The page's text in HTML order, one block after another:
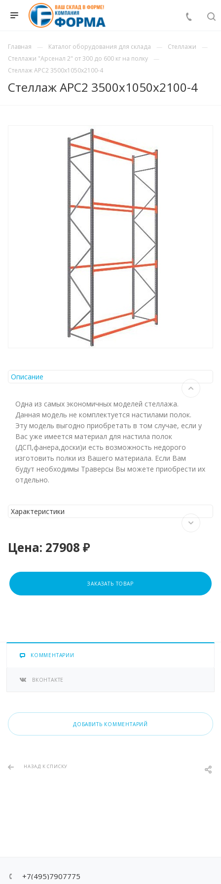
Главная Каталог оборудования для склада
Стеллажи
Стеллажи "Арсенал 2" от 300 до 600 кг на полку
Стеллаж АРС2 3500х1050х2100-4
Стеллаж АРС2 3500х1050х2100-4
Описание
Одна из самых экономичных моделей стеллажа.
Данная модель не комплектуется настилами полок.
Эту модель выгодно приобретать в том случае, если у
Вас уже имеется материал для настила полок
(ДСП,фанера,доски)и есть возможность недорого
изготовить полки из Вашего материала. Если Вам
будут необходимы Траверсы Вы можете приобрести их
отдельно.
Характеристики
Цена: 27908 ₽
ЗАКАЗАТЬ ТОВАР
КОММЕНТАРИИ
ВКОНТАКТЕ
ДОБАВИТЬ КОММЕНТАРИЙ
НАЗАД К СПИСКУ
+7(495)7907775